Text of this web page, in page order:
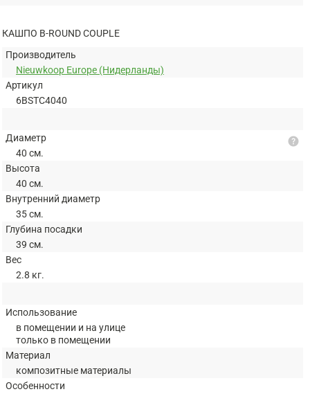
КАШПО B-ROUND COUPLE
Производитель
Nieuwkoop Europe (Нидерланды)
Артикул
6BSTC4040
Диаметр
40 см.
Высота
40 см.
Внутренний диаметр
35 см.
Глубина посадки
39 см.
Вес
2.8 кг.
help
Использование
в помещении и на улице
только в помещении
Материал
композитные материалы
Особенности